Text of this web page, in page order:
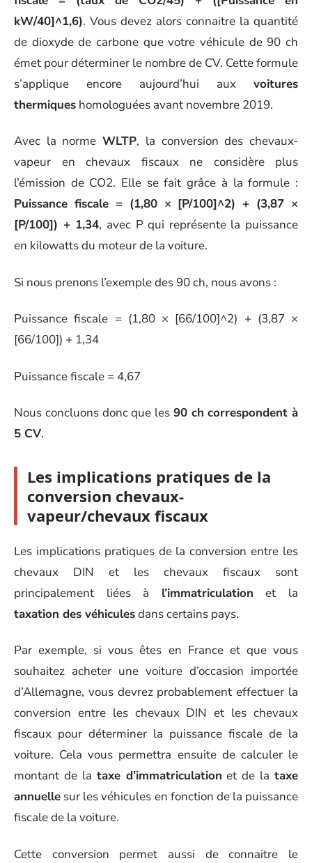
kW/40]^1,6). Vous devez alors connaitre la quantité
de dioxyde de carbone que votre véhicule de 90 ch
émet pour déterminer le nombre de CV. Cette formule
s’applique encore aujourd’hui aux voitures
thermiques homologuées avant novembre 2019.
Avec la normeWLTP, la conversion des chevaux-
vapeur en chevaux fiscaux ne considère plus
l’émission de CO2. Elle se fait grâce à la formule :
Puissance fiscale = (1,80 × [P/100]^2) + (3,87 ×
[P/100]) + 1,34, avec P qui représente la puissance
en kilowatts du moteur de la voiture.
Si nous prenons l’exemple des 90 ch, nous avons :
Puissance fiscale = (1,80 × [66/100]^2) + (3,87 ×
[66/100]) + 1,34
Puissance fiscale = 4,67
Nous concluons donc que les 90 ch correspondent à
5 CV.
Les implications pratiques de la
conversion chevaux-
vapeur/chevaux fiscaux
Les implications pratiques de la conversion entre les
chevaux DIN et les chevaux fiscaux sont
principalement liées à l’immatriculation et la
taxation des véhiculesdans certains pays.
Par exemple, si vous êtes en France et que vous
souhaitez acheter une voiture d’occasion importée
d’Allemagne, vous devrez probablement effectuer la
conversion entre les chevaux DIN et les chevaux
fiscaux pour déterminer la puissance fiscale de la
voiture. Cela vous permettra ensuite de calculer le
montant de la taxe d’immatriculation et de la taxe
annuelle sur les véhicules en fonction de la puissance
fiscale de la voiture.
Cette conversion permet aussi de connaitre le